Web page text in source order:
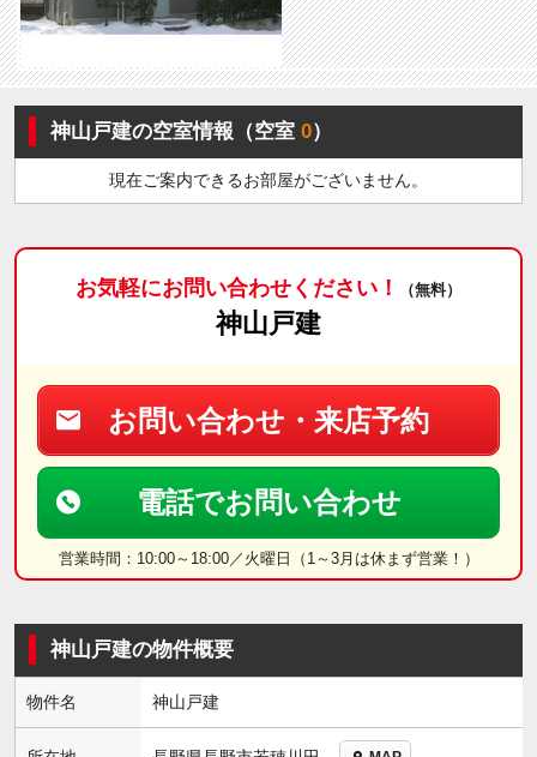
神山戸建の空室情報（空室0）
現在ご案内できるお部屋がございません。
お気軽にお問い合わせください！ （無料）
神山戸建
お問い合わせ・来店予約
電話でお問い合わせ
営業時間：10:00～18:00／火曜日（1～3月は休まず営業！）
神山戸建の物件概要
物件名 神山戸建